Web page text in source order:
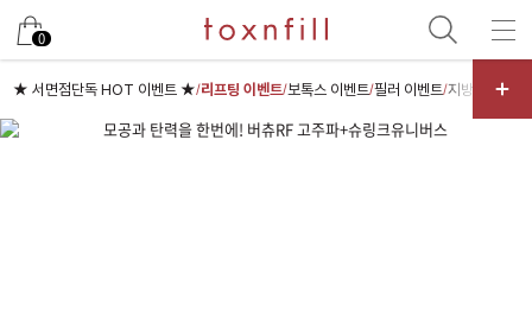
0
★ 서면점단독 HOT 이벤트 ★/리프팅 이벤트/보톡스 이벤트/필러 이벤트/지방분해주사
카카